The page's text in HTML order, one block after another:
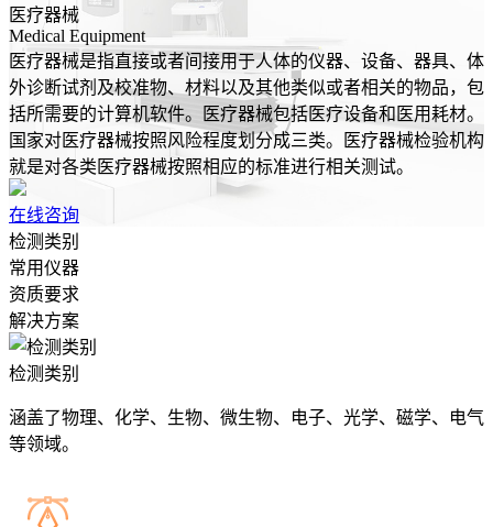
医疗器械
Medical Equipment
医疗器械是指直接或者间接用于人体的仪器、设备、器具、体
外诊断试剂及校准物、材料以及其他类似或者相关的物品，包
括所需要的计算机软件。医疗器械包括医疗设备和医用耗材。
国家对医疗器械按照风险程度划分成三类。医疗器械检验机构
就是对各类医疗器械按照相应的标准进行相关测试。
在线咨询
检测类别
常用仪器
资质要求
解决方案
检测类别
涵盖了物理、化学、生物、微生物、电子、光学、磁学、电气
等领域。